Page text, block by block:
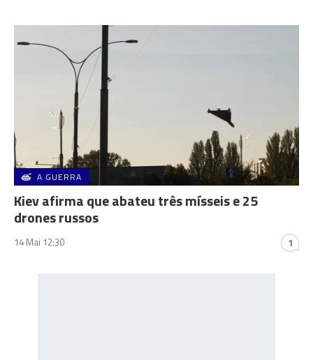
A GUERRA
Kiev afirma que abateu três mísseis e 25
drones russos
14 Mai 12:30 1